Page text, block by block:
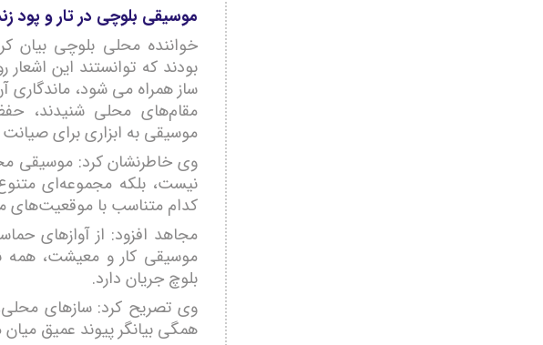
موسیقی بلوچی در تار و پود
خواننده محلی بلوچی بیان
بودند که توانستند این
ساز همراه می شود، ماندگاری
مقام‌های محلی شنیدند، حفظ
موسیقی به ابزاری برای
وی خاطرنشان کرد: موسیقی
نیست، بلکه مجموعه‌ای
کدام متناسب با موقعیت‌های
مجاهد افزود: از آوازهای
موسیقی کار و معیشت، همه
بلوچ جریان دارد.
وی تصریح کرد: سازهای
همگی بیانگر پیوند عمیق